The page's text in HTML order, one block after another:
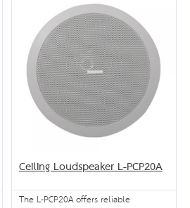
paging, audio task delivery , audio
monitoring zones and
intercommunications.
Ceiling Loudspeaker L-PCP20A
The L-PCP20A offers reliable